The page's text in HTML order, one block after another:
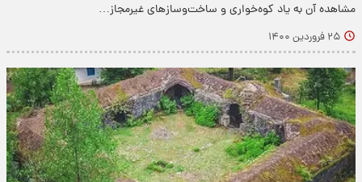
مشاهده آن به یاد کوه‌خواری و ساخت‌وسازهای غیرمجاز…
۲۵ فروردین ۱۴۰۰